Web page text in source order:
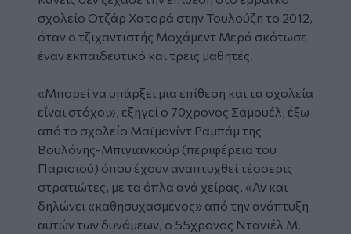
σχολείο Οτζάρ Χατορά στην Τουλούζη το 2012,
όταν ο τζιχαντιστής Μοχάμεντ Μερά σκότωσε
έναν εκπαιδευτικό και τρεις μαθητές.
«Μπορεί να υπάρξει μια επίθεση και τα σχολεία
είναι στόχοι», εξηγεί ο 70χρονος Σαμουέλ, έξω
από το σχολείο Μαϊμονίντ Ραμπάμ της
Βουλόνης-Μπιγιανκούρ (περιφέρεια του
Παρισιού) όπου έχουν αναπτυχθεί τέσσερις
στρατιώτες, με τα όπλα ανά χείρας. «Αν και
δηλώνει «καθησυχασμένος» από την ανάπτυξη
αυτών των δυνάμεων, ο 55χρονος Ντανιέλ Μ.